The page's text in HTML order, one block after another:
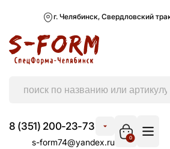
г. Челябинск, Свердловский
8 (351) 200-23-73
s-form74@yandex.ru 0